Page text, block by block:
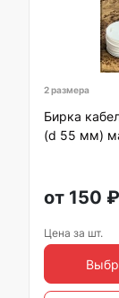
2 размера
Бирка
(d 55 мм)
от 150 ₽
Цена за шт.